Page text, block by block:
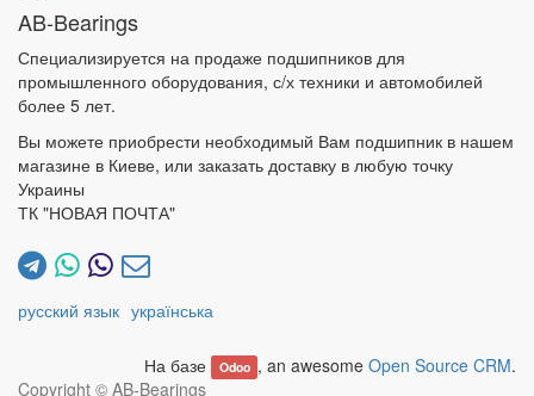
AB-Bearings
Специализируется на продаже подшипников для
промышленного оборудования, с/х техники и автомобилей
более 5 лет.
Вы можете приобрести необходимый Вам подшипник в нашем
магазине в Киеве, или заказать доставку в любую точку
Украины
ТК "НОВАЯ ПОЧТА"
русский язык українська
На базе Odoo , an awesome Open Source CRM.
Copyright © AB-Bearings